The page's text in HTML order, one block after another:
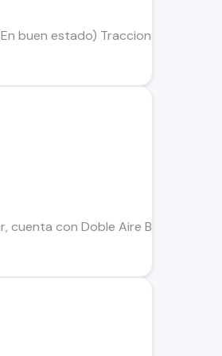
buen estado) Traccion 4×2
cuenta con Doble Aire Bag, Cierre